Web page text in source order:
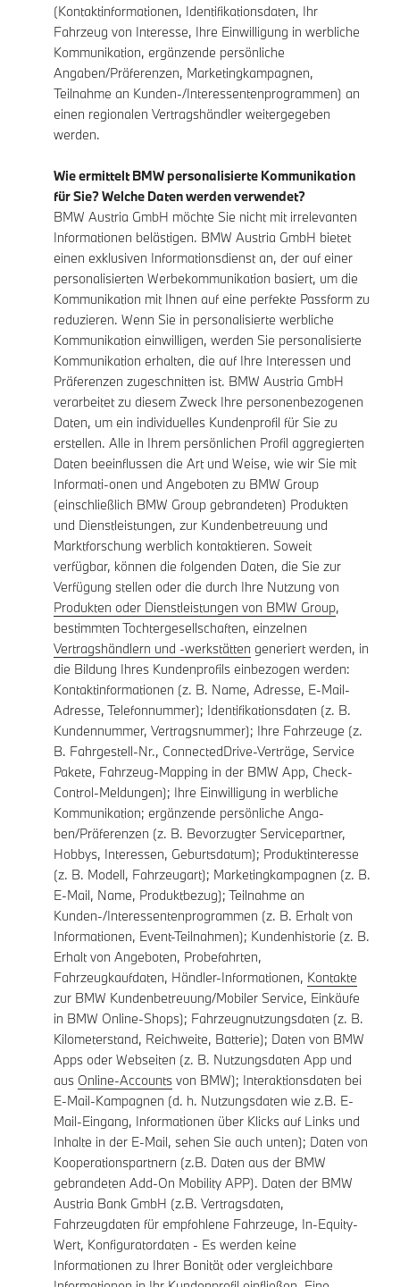
(Kontaktinformationen, Identifikationsdaten, Ihr
Fahrzeug von Interesse, Ihre Einwilligung in werbliche
Kommunikation, ergänzende persönliche
Angaben/Präferenzen, Marketingkampagnen,
Teilnahme an Kunden-/Interessentenprogrammen) an
einen regionalen Vertragshändler weitergegeben
werden.
Wie ermittelt BMW personalisierte Kommunikation
für Sie? Welche Daten werden verwendet?
BMW Austria GmbH möchte Sie nicht mit irrelevanten
Informationen belästigen. BMW Austria GmbH bietet
einen exklusiven Informationsdienst an, der auf einer
personalisierten Werbekommunikation basiert, um die
Kommunikation mit Ihnen auf eine perfekte Passform zu
reduzieren. Wenn Sie in personalisierte werbliche
Kommunikation einwilligen, werden Sie personalisierte
Kommunikation erhalten, die auf Ihre Interessen und
Präferenzen zugeschnitten ist. BMW Austria GmbH
verarbeitet zu diesem Zweck Ihre personenbezogenen
Daten, um ein individuelles Kundenprofil für Sie zu
erstellen. Alle in Ihrem persönlichen Profil aggregierten
Daten beeinflussen die Art und Weise, wie wir Sie mit
Informati-onen und Angeboten zu BMW Group
(einschließlich BMW Group gebrandeten) Produkten
und Dienstleistungen, zur Kundenbetreuung und
Marktforschung werblich kontaktieren. Soweit
verfügbar, können die folgenden Daten, die Sie zur
Verfügung stellen oder die durch Ihre Nutzung von
Produkten oder Dienstleistungen von BMW Group,
bestimmten Tochtergesellschaften, einzelnen
Vertragshändlern und -werkstätten generiert werden, in
die Bildung Ihres Kundenprofils einbezogen werden:
Kontaktinformationen (z. B. Name, Adresse, E-Mail-
Adresse, Telefonnummer); Identifikationsdaten (z. B.
Kundennummer, Vertragsnummer); Ihre Fahrzeuge (z.
B. Fahrgestell-Nr., ConnectedDrive-Verträge, Service
Pakete, Fahrzeug-Mapping in der BMW App, Check-
Control-Meldungen); Ihre Einwilligung in werbliche
Kommunikation; ergänzende persönliche Anga-
ben/Präferenzen (z. B. Bevorzugter Servicepartner,
Hobbys, Interessen, Geburtsdatum); Produktinteresse
(z. B. Modell, Fahrzeugart); Marketingkampagnen (z. B.
E-Mail, Name, Produktbezug); Teilnahme an
Kunden-/Interessentenprogrammen (z. B. Erhalt von
Informationen, Event-Teilnahmen); Kundenhistorie (z. B.
Erhalt von Angeboten, Probefahrten,
Fahrzeugkaufdaten, Händler-Informationen, Kontakte
zur BMW Kundenbetreuung/Mobiler Service, Einkäufe
in BMW Online-Shops); Fahrzeugnutzungsdaten (z. B.
Kilometerstand, Reichweite, Batterie); Daten von BMW
Apps oder Webseiten (z. B. Nutzungsdaten App und
aus Online-Accounts von BMW); Interaktionsdaten bei
E-Mail-Kampagnen (d. h. Nutzungsdaten wie z.B. E-
Mail-Eingang, Informationen über Klicks auf Links und
Inhalte in der E-Mail, sehen Sie auch unten); Daten von
Kooperationspartnern (z.B. Daten aus der BMW
gebrandeten Add-On Mobility APP). Daten der BMW
Austria Bank GmbH (z.B. Vertragsdaten,
Fahrzeugdaten für empfohlene Fahrzeuge, In-Equity-
Wert, Konfiguratordaten - Es werden keine
Informationen zu Ihrer Bonität oder vergleichbare